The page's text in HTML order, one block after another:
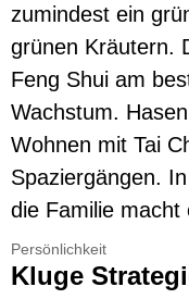
zumindest ein
grünen Kräutern.
Feng Shui am
Wachstum.
Wohnen mit Tai
Spaziergängen.
die Familie macht
Persönlichkeit
Kluge